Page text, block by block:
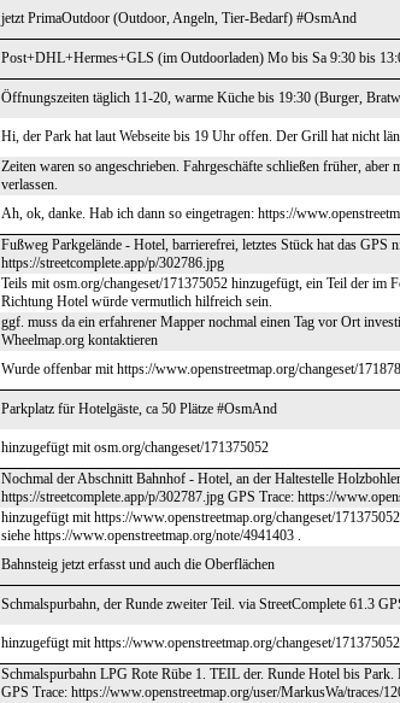
jetzt PrimaOutdoor (Outdoor, Angeln, Tier-Bedarf) #OsmAnd
Post+DHL+Hermes+GLS (im Outdoorladen) Mo bis Sa 9:30 bis
Öffnungszeiten täglich 11-20, warme Küche bis 19:30 (Burger,
Hi, der Park hat laut Webseite bis 19 Uhr offen. Der Grill hat nicht
Zeiten waren so angeschrieben. Fahrgeschäfte schließen früher,
verlassen.
Ah, ok, danke. Hab ich dann so eingetragen: https://
Fußweg Parkgelände - Hotel, barrierefrei, letztes Stück hat das GPS
https://streetcomplete.app/p/302786.jpg
Teils mit osm.org/changeset/171375052 hinzugefügt, ein Teil der
Richtung Hotel würde vermutlich hilfreich sein.
ggf. muss da ein erfahrener Mapper nochmal einen Tag vor Ort
Wheelmap.org kontaktieren
Wurde offenbar mit https://www.openstreetmap.org/changeset/
Parkplatz für Hotelgäste, ca 50 Plätze #OsmAnd
hinzugefügt mit osm.org/changeset/171375052
Nochmal der Abschnitt Bahnhof - Hotel, an der Haltestelle
https://streetcomplete.app/p/302787.jpg GPS Trace: https://
hinzugefügt mit https://www.openstreetmap.org/changeset/
siehe https://www.openstreetmap.org/note/4941403 .
Bahnsteig jetzt erfasst und auch die Oberflächen
Schmalspurbahn, der Runde zweiter Teil. via StreetComplete 61.3
hinzugefügt mit https://www.openstreetmap.org/changeset/171375052
Schmalspurbahn LPG Rote Rübe 1. TEIL der. Runde Hotel bis
GPS Trace: https://www.openstreetmap.org/user/MarkusWa/traces/